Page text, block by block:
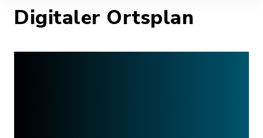
Digitaler Ortsplan